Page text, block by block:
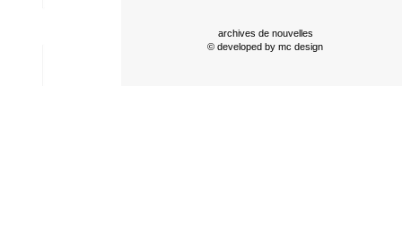
archives de nouvelles
© developed by mc design